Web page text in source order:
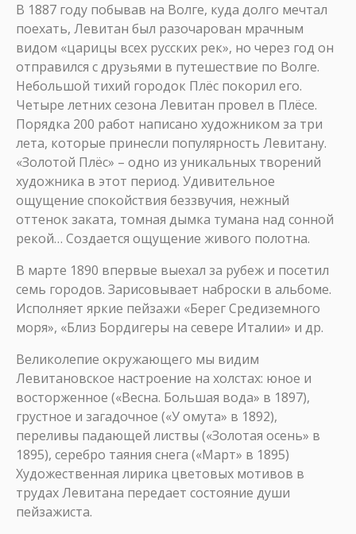
В 1887 году побывав на Волге, куда долго мечтал
поехать, Левитан был разочарован мрачным
видом «царицы всех русских рек», но через год он
отправился с друзьями в путешествие по Волге.
Небольшой тихий городок Плёс покорил его.
Четыре летних сезона Левитан провел в Плёсе.
Порядка 200 работ написано художником за три
лета, которые принесли популярность Левитану.
«Золотой Плёс» – одно из уникальных творений
художника в этот период. Удивительное
ощущение спокойствия беззвучия, нежный
оттенок заката, томная дымка тумана над сонной
рекой… Создается ощущение живого полотна.
В марте 1890 впервые выехал за рубеж и посетил
семь городов. Зарисовывает наброски в альбоме.
Исполняет яркие пейзажи «Берег Средиземного
моря», «Близ Бордигеры на севере Италии» и др.
Великолепие окружающего мы видим
Левитановское настроение на холстах: юное и
восторженное («Весна. Большая вода» в 1897),
грустное и загадочное («У омута» в 1892),
переливы падающей листвы («Золотая осень» в
1895), серебро таяния снега («Март» в 1895)
Художественная лирика цветовых мотивов в
трудах Левитана передает состояние души
пейзажиста.